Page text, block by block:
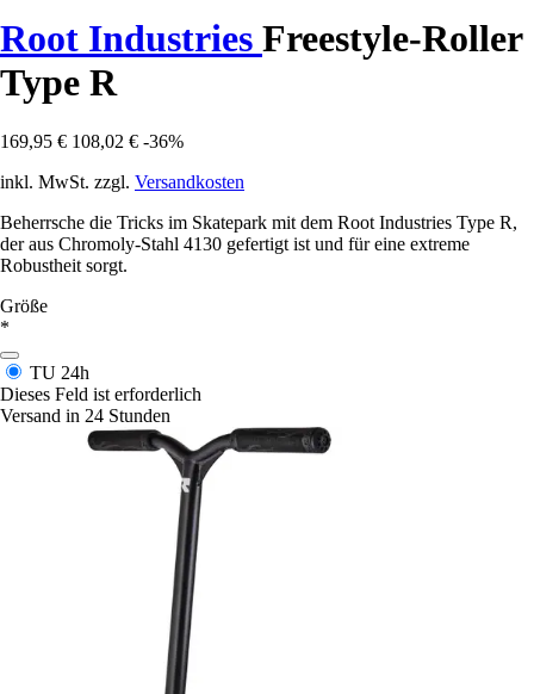
Root Industries Freestyle-Roller
Type R
169,95 € 108,02 € -36%
inkl. MwSt. zzgl. Versandkosten
Beherrsche die Tricks im Skatepark mit dem Root Industries Type R,
der aus Chromoly-Stahl 4130 gefertigt ist und für eine extreme
Robustheit sorgt.
Größe
*
TU 24h
Dieses Feld ist erforderlich
Versand in 24 Stunden